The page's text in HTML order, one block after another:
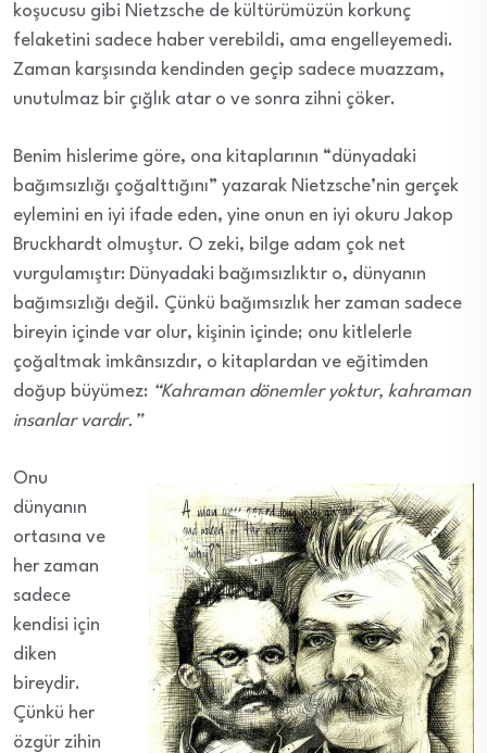
koşucusu gibi Nietzsche de kültürümüzün korkunç
felaketini sadece haber verebildi, ama engelleyemedi.
Zaman karşısında kendinden geçip sadece muazzam,
unutulmaz bir çığlık atar o ve sonra zihni çöker.
Benim hislerime göre, ona kitaplarının “dünyadaki
bağımsızlığı çoğalttığını” yazarak Nietzsche’nin gerçek
eylemini en iyi ifade eden, yine onun en iyi okuru Jakop
Bruckhardt olmuştur. O zeki, bilge adam çok net
vurgulamıştır: Dünyadaki bağımsızlıktır o, dünyanın
bağımsızlığı değil. Çünkü bağımsızlık her zaman sadece
bireyin içinde var olur, kişinin içinde; onu kitlelerle
çoğaltmak imkânsızdır, o kitaplardan ve eğitimden
doğup büyümez: “Kahraman dönemler yoktur, kahraman
insanlar vardır.”
Onu
dünyanın
ortasına ve
her zaman
sadece
kendisi için
diken
bireydir.
Çünkü her
özgür zihin